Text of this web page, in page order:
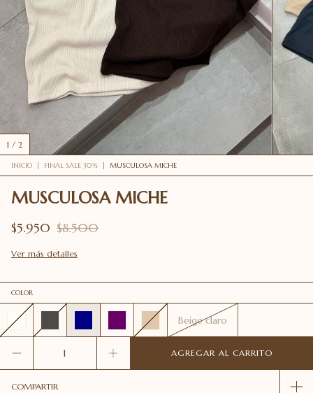
1 / 2
INICIO FINAL SALE 30% MUSCULOSA MICHE
MUSCULOSA MICHE
$5.950 $8.500
Ver más detalles
COLOR
Beige claro
COMPARTIR